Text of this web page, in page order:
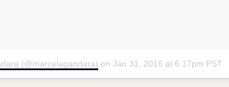
(@marcelagandara) on Jan 31, 2016 at 6:17pm PST